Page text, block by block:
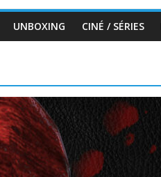
UNBOXING CINÉ / SÉRIES